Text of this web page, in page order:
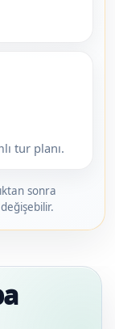
tur planı.
sonra